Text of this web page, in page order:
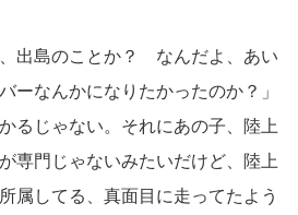
出島のことか？ なんだよ、あい
ーなんかになりたかったのか？」
るじゃない。それにあの子、陸上
専門じゃないみたいだけど、陸上
属してる、真面目に走ってたよう